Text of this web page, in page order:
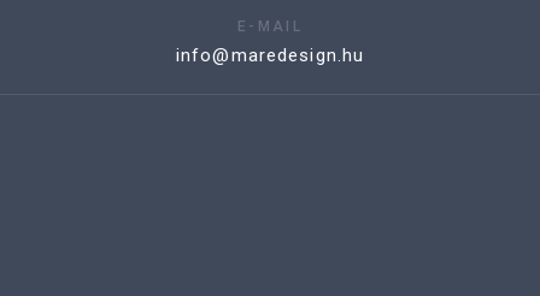
E-MAIL
info@maredesign.hu